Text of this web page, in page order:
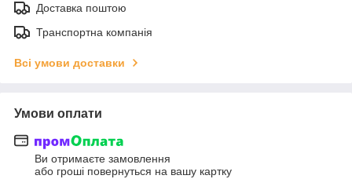
Доставка поштою
Транспортна компанія
Всі умови доставки
Умови оплати
Ви отримаєте замовлення
або гроші повернуться на вашу картку